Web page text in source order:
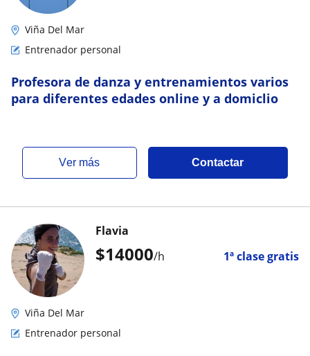
Viña Del Mar
Entrenador personal
Profesora de danza y entrenamientos varios
para diferentes edades online y a domiclio
ver más Contactar
$14000/h 1ª clase gratis
Flavia
Viña Del Mar
Entrenador personal